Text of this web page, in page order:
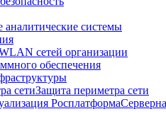
аналитические системы
сетей организации
обеспечения
Защита периметра сети